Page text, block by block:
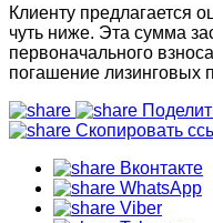
Клиенту предлагается
чуть ниже. Эта сумма
первоначального
погашение лизинговых
Скопировать
Вконтакте
WhatsApp
Viber